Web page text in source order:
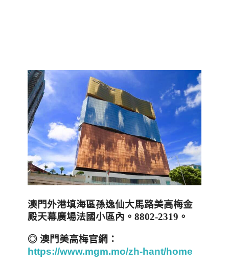
澳門外港填海區孫逸仙大馬路美高梅金
殿天幕廣場法國小區內。 8802-2319 。
◎ 澳門美高梅官網：
https://www.mgm.mo/zh-hant/home